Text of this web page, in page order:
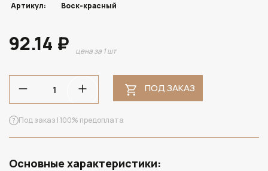
Артикул: Воск-красный
92.14 ₽ цена за 1 шт
ПОД ЗАКАЗ
Под заказ | 100% предоплата
Основные характеристики: